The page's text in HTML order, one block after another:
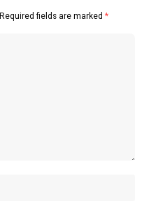
Required fields are marked *